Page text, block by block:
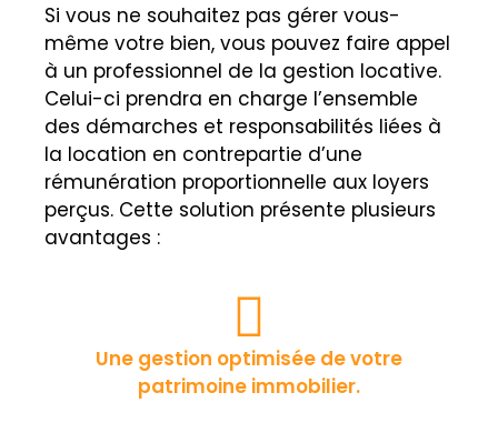
Si vous ne souhaitez pas gérer vous-
même votre bien, vous pouvez faire appel
à un professionnel de la gestion locative.
Celui-ci prendra en charge l’ensemble
des démarches et responsabilités liées à
la location en contrepartie d’une
rémunération proportionnelle aux loyers
perçus. Cette solution présente plusieurs
avantages :
Une gestion optimisée de votre
patrimoine immobilier.